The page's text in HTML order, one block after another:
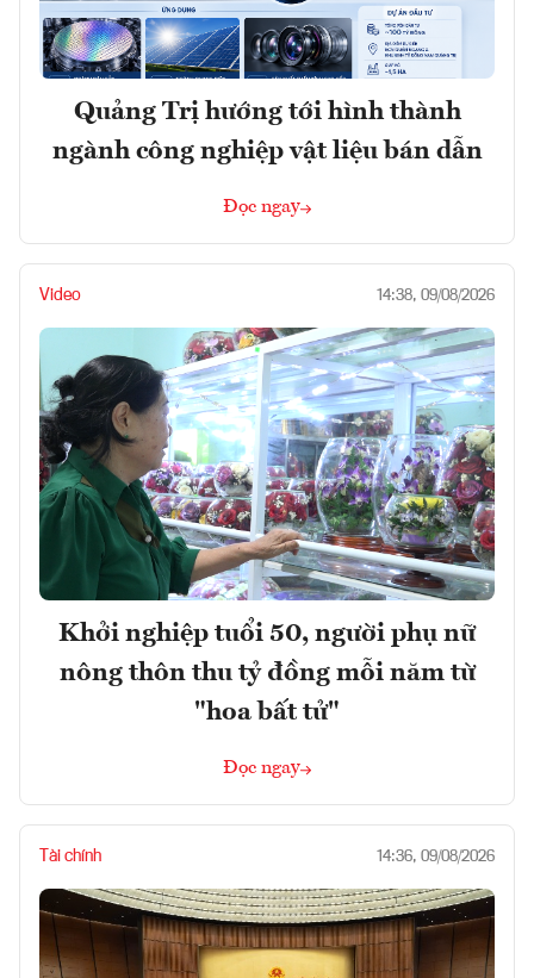
Quảng Trị hướng tới hình thành
ngành công nghiệp vật liệu bán dẫn
Đọc ngay
Video 14:38, 09/08/2026
Khởi nghiệp tuổi 50, người phụ nữ
nông thôn thu tỷ đồng mỗi năm từ
"hoa bất tử"
Đọc ngay
Tài chính 14:36, 09/08/2026